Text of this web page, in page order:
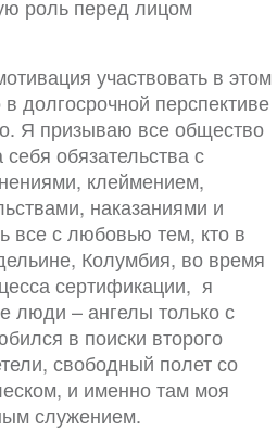
роль перед лицом
участвовать в этом
долгосрочной перспективе
Я призываю все общество
себя обязательства с
клеймением,
наказаниями и
все с любовью тем, кто в
Колумбия, во время
сертификации, я
люди – ангелы только с
в поиски второго
свободный полет со
и именно там моя
служением.